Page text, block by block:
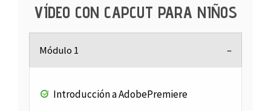
VÍDEO CON CAPCUT PARA NIÑOS
Módulo 1
Introducción a AdobePremiere